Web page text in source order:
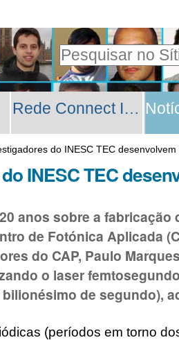
Rede Connect INESC TEC
do INESC TEC
INESC TEC
anos sobre a
de Fotónica Aplicada
do CAP, Paulo
o laser
de segundo),
(períodos em torno